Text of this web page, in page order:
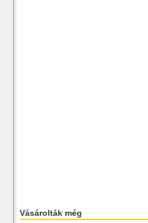
Vásárolták még